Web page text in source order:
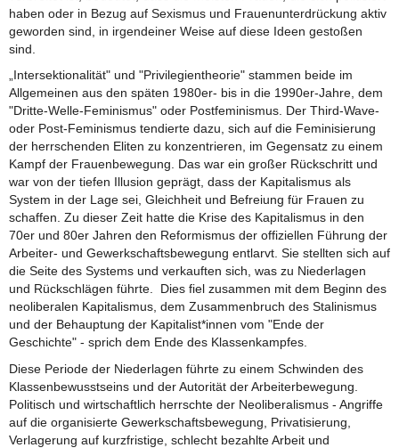
haben oder in Bezug auf Sexismus und Frauenunterdrückung aktiv
geworden sind, in irgendeiner Weise auf diese Ideen gestoßen
sind.
„Intersektionalität" und "Privilegientheorie" stammen beide im
Allgemeinen aus den späten 1980er- bis in die 1990er-Jahre, dem
"Dritte-Welle-Feminismus" oder Postfeminismus. Der Third-Wave-
oder Post-Feminismus tendierte dazu, sich auf die Feminisierung
der herrschenden Eliten zu konzentrieren, im Gegensatz zu einem
Kampf der Frauenbewegung. Das war ein großer Rückschritt und
war von der tiefen Illusion geprägt, dass der Kapitalismus als
System in der Lage sei, Gleichheit und Befreiung für Frauen zu
schaffen. Zu dieser Zeit hatte die Krise des Kapitalismus in den
70er und 80er Jahren den Reformismus der offiziellen Führung der
Arbeiter- und Gewerkschaftsbewegung entlarvt. Sie stellten sich auf
die Seite des Systems und verkauften sich, was zu Niederlagen
und Rückschlägen führte. Dies fiel zusammen mit dem Beginn des
neoliberalen Kapitalismus, dem Zusammenbruch des Stalinismus
und der Behauptung der Kapitalist*innen vom "Ende der
Geschichte" - sprich dem Ende des Klassenkampfes.
Diese Periode der Niederlagen führte zu einem Schwinden des
Klassenbewusstseins und der Autorität der Arbeiterbewegung.
Politisch und wirtschaftlich herrschte der Neoliberalismus - Angriffe
auf die organisierte Gewerkschaftsbewegung, Privatisierung,
Verlagerung auf kurzfristige, schlecht bezahlte Arbeit und